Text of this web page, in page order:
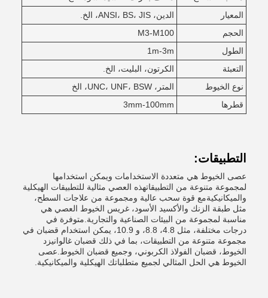
المعيار
الدين، ANSI، BS، JIS، الخ.
الحجم
M3-M100
الطول
1m-3m
التعبئة
الكرتون، البليت، الخ.
نوع الخيوط
المتر، UNC، UNF، BSW، الخ
قطرها
3mm-100mm
التطبيقات:
عصى الخيوط هي متعددة الاستخدامات ويمكن استخدامها
لمجموعة متنوعة من التطبيقاتهذه العصي مثالية للتطبيقات الهيكلية
والميكانيكيةمع قوة سحب عالية ومجموعة من علاجات السطح،
مثل طبقة الزنك والأكسيد الأسود، غريس الخيوط العصي هي
مناسبة لمجموعة من البيئات الصناعية والتجارية.متوفرة في
درجات مختلفة، مثل 4.8، 8.8، و 10.9، يمكن استخدام قضبان في
مجموعة متنوعة من التطبيقات، بما في ذلك قضبان غالوانيزد
الخيوط، قضبان الفولاذ الكربوني، وجميع قضبان الخيوط.عصى
الخيوط هي الحل المثالي لجميع متطلباتك الهيكلية والميكانيكية.